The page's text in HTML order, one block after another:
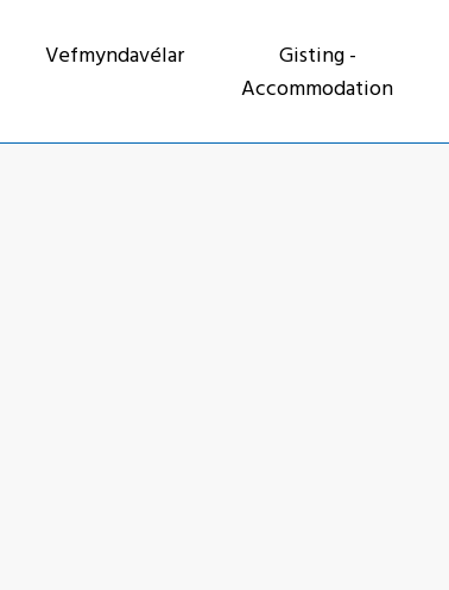
Vefmyndavélar
Gisting -
Accommodation